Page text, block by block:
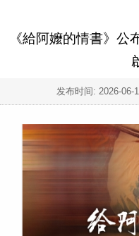
《給阿嬤的情書》
发布时间: 2026-06-